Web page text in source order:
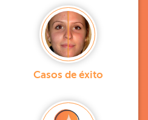
Casos de éxito